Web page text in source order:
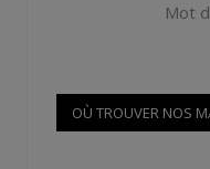
Mot
OÙ TROUVER NOS